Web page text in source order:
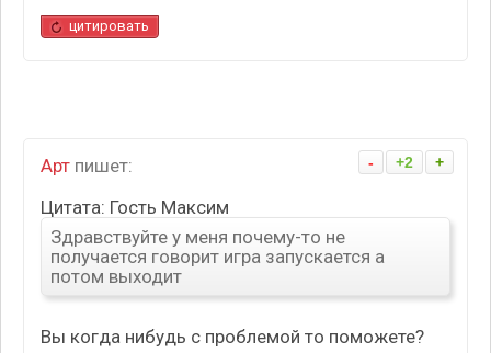
цитировать
- +2 +
Арт пишет:
Цитата: Гость Максим
Здравствуйте у меня почему-то не
получается говорит игра запускается а
потом выходит
Вы когда нибудь с проблемой то поможете?